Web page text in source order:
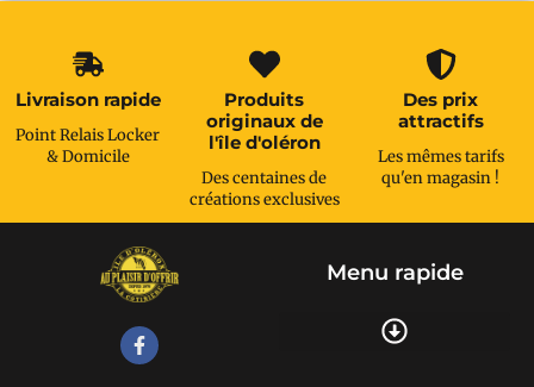
Livraison rapide
Point Relais Locker
& Domicile
Produits
originaux de
l'île d'oléron
Des centaines de
créations exclusives
Des prix
attractifs
Les mêmes tarifs
qu'en magasin !
Menu rapide